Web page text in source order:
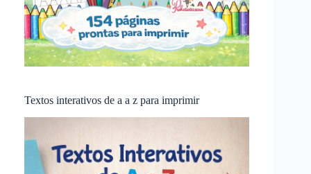
Textos interativos de a a z para imprimir